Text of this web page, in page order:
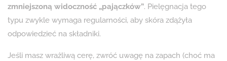
zmniejszoną widoczność „pajączków”. Pielęgnacja tego
typu zwykle wymaga regularności, aby skóra zdążyła
odpowiedzieć na składniki.
Jeśli masz wrażliwą cerę, zwróć uwagę na zapach (choć ma